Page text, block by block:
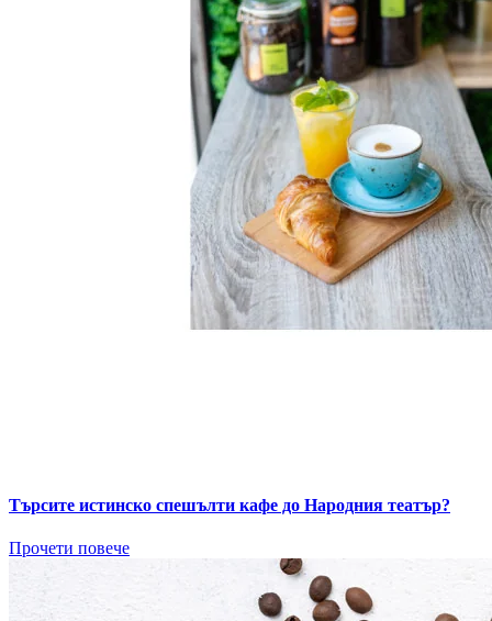
Търсите истинско спешълти кафе до Народния театър?
Прочети повече